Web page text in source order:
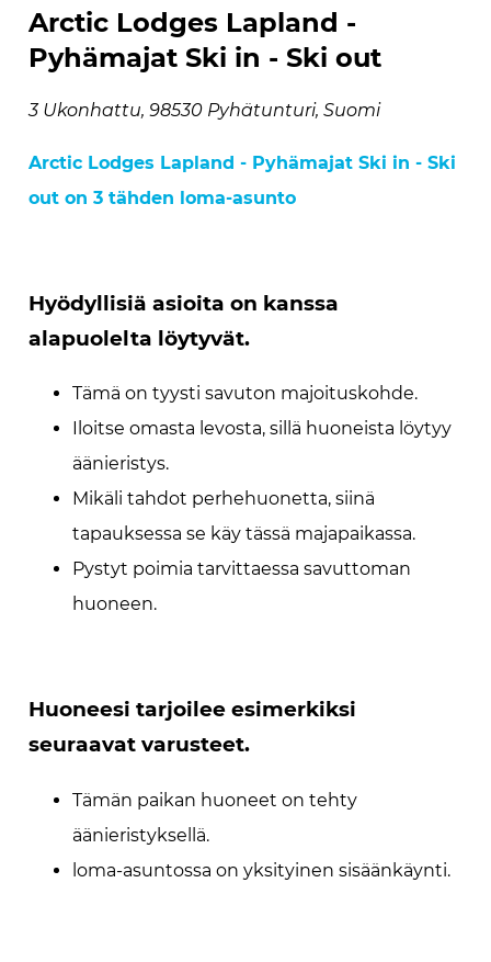
Arctic Lodges Lapland -
Pyhämajat Ski in - Ski out
3 Ukonhattu, 98530 Pyhätunturi, Suomi
Arctic Lodges Lapland - Pyhämajat Ski in - Ski
out on 3 tähden loma-asunto
Hyödyllisiä asioita on kanssa
alapuolelta löytyvät.
Tämä on tyysti savuton majoituskohde.
Iloitse omasta levosta, sillä huoneista löytyy
äänieristys.
Mikäli tahdot perhehuonetta, siinä
tapauksessa se käy tässä majapaikassa.
Pystyt poimia tarvittaessa savuttoman
huoneen.
Huoneesi tarjoilee esimerkiksi
seuraavat varusteet.
Tämän paikan huoneet on tehty
äänieristyksellä.
loma-asuntossa on yksityinen sisäänkäynti.